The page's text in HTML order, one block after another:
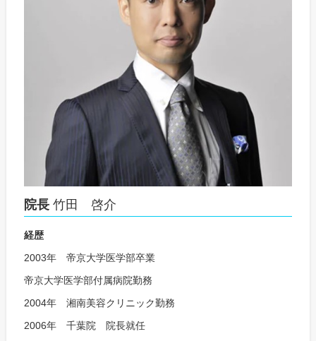
院長竹田 啓介
経歴
2003年 帝京大学医学部卒業
帝京大学医学部付属病院勤務
2004年 湘南美容クリニック勤務
2006年 千葉院 院長就任